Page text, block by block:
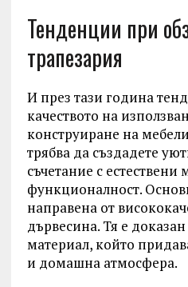
Тенденции при
трапезария
И през тази година
качеството на
конструиране на
трябва да създадете
съчетание с естествени
функционалност.
направена от
дървесина. Тя е
материал, който
и домашна атмосфера.